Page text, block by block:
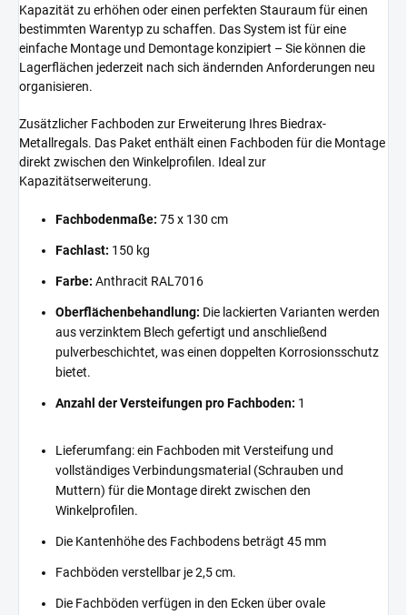
Kapazität zu erhöhen oder einen perfekten Stauraum für einen
bestimmten Warentyp zu schaffen. Das System ist für eine
einfache Montage und Demontage konzipiert – Sie können die
Lagerflächen jederzeit nach sich ändernden Anforderungen neu
organisieren.
Zusätzlicher Fachboden zur Erweiterung Ihres Biedrax-
Metallregals. Das Paket enthält einen Fachboden für die Montage
direkt zwischen den Winkelprofilen. Ideal zur
Kapazitätserweiterung.
Fachbodenmaße: 75 x 130 cm
Fachlast: 150 kg
Farbe: Anthracit RAL7016
Oberflächenbehandlung: Die lackierten Varianten werden
aus verzinktem Blech gefertigt und anschließend
pulverbeschichtet, was einen doppelten Korrosionsschutz
bietet.
Anzahl der Versteifungen pro Fachboden: 1
Lieferumfang: ein Fachboden mit Versteifung und
vollständiges Verbindungsmaterial (Schrauben und
Muttern) für die Montage direkt zwischen den
Winkelprofilen.
Die Kantenhöhe des Fachbodens beträgt 45 mm
Fachböden verstellbar je 2,5 cm.
Die Fachböden verfügen in den Ecken über ovale